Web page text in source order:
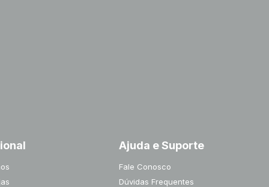
Ajuda e Suporte
Fale Conosco
Dúvidas Frequentes